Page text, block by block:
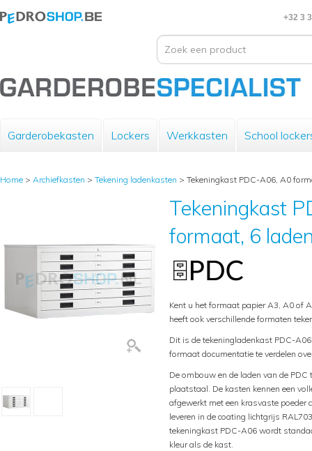
+32 3
Garderobekasten Lockers Werkkasten School
Home > Archiefkasten > Tekening ladenkasten > Tekeningkast PDC-A06, A0
Tekeningkast
formaat, 6
Kent u het formaat papier A3, A0 of
heeft ook verschillende formaten
Dit is de tekeningladenkast PDC-
formaat documentatie te verdelen
De ombouw en de laden van de
plaatstaal. De kasten kennen een
afgewerkt met een krasvaste poeder
leveren in de coating lichtgrijs
tekeningkast PDC-A06 wordt
kleur als de kast.